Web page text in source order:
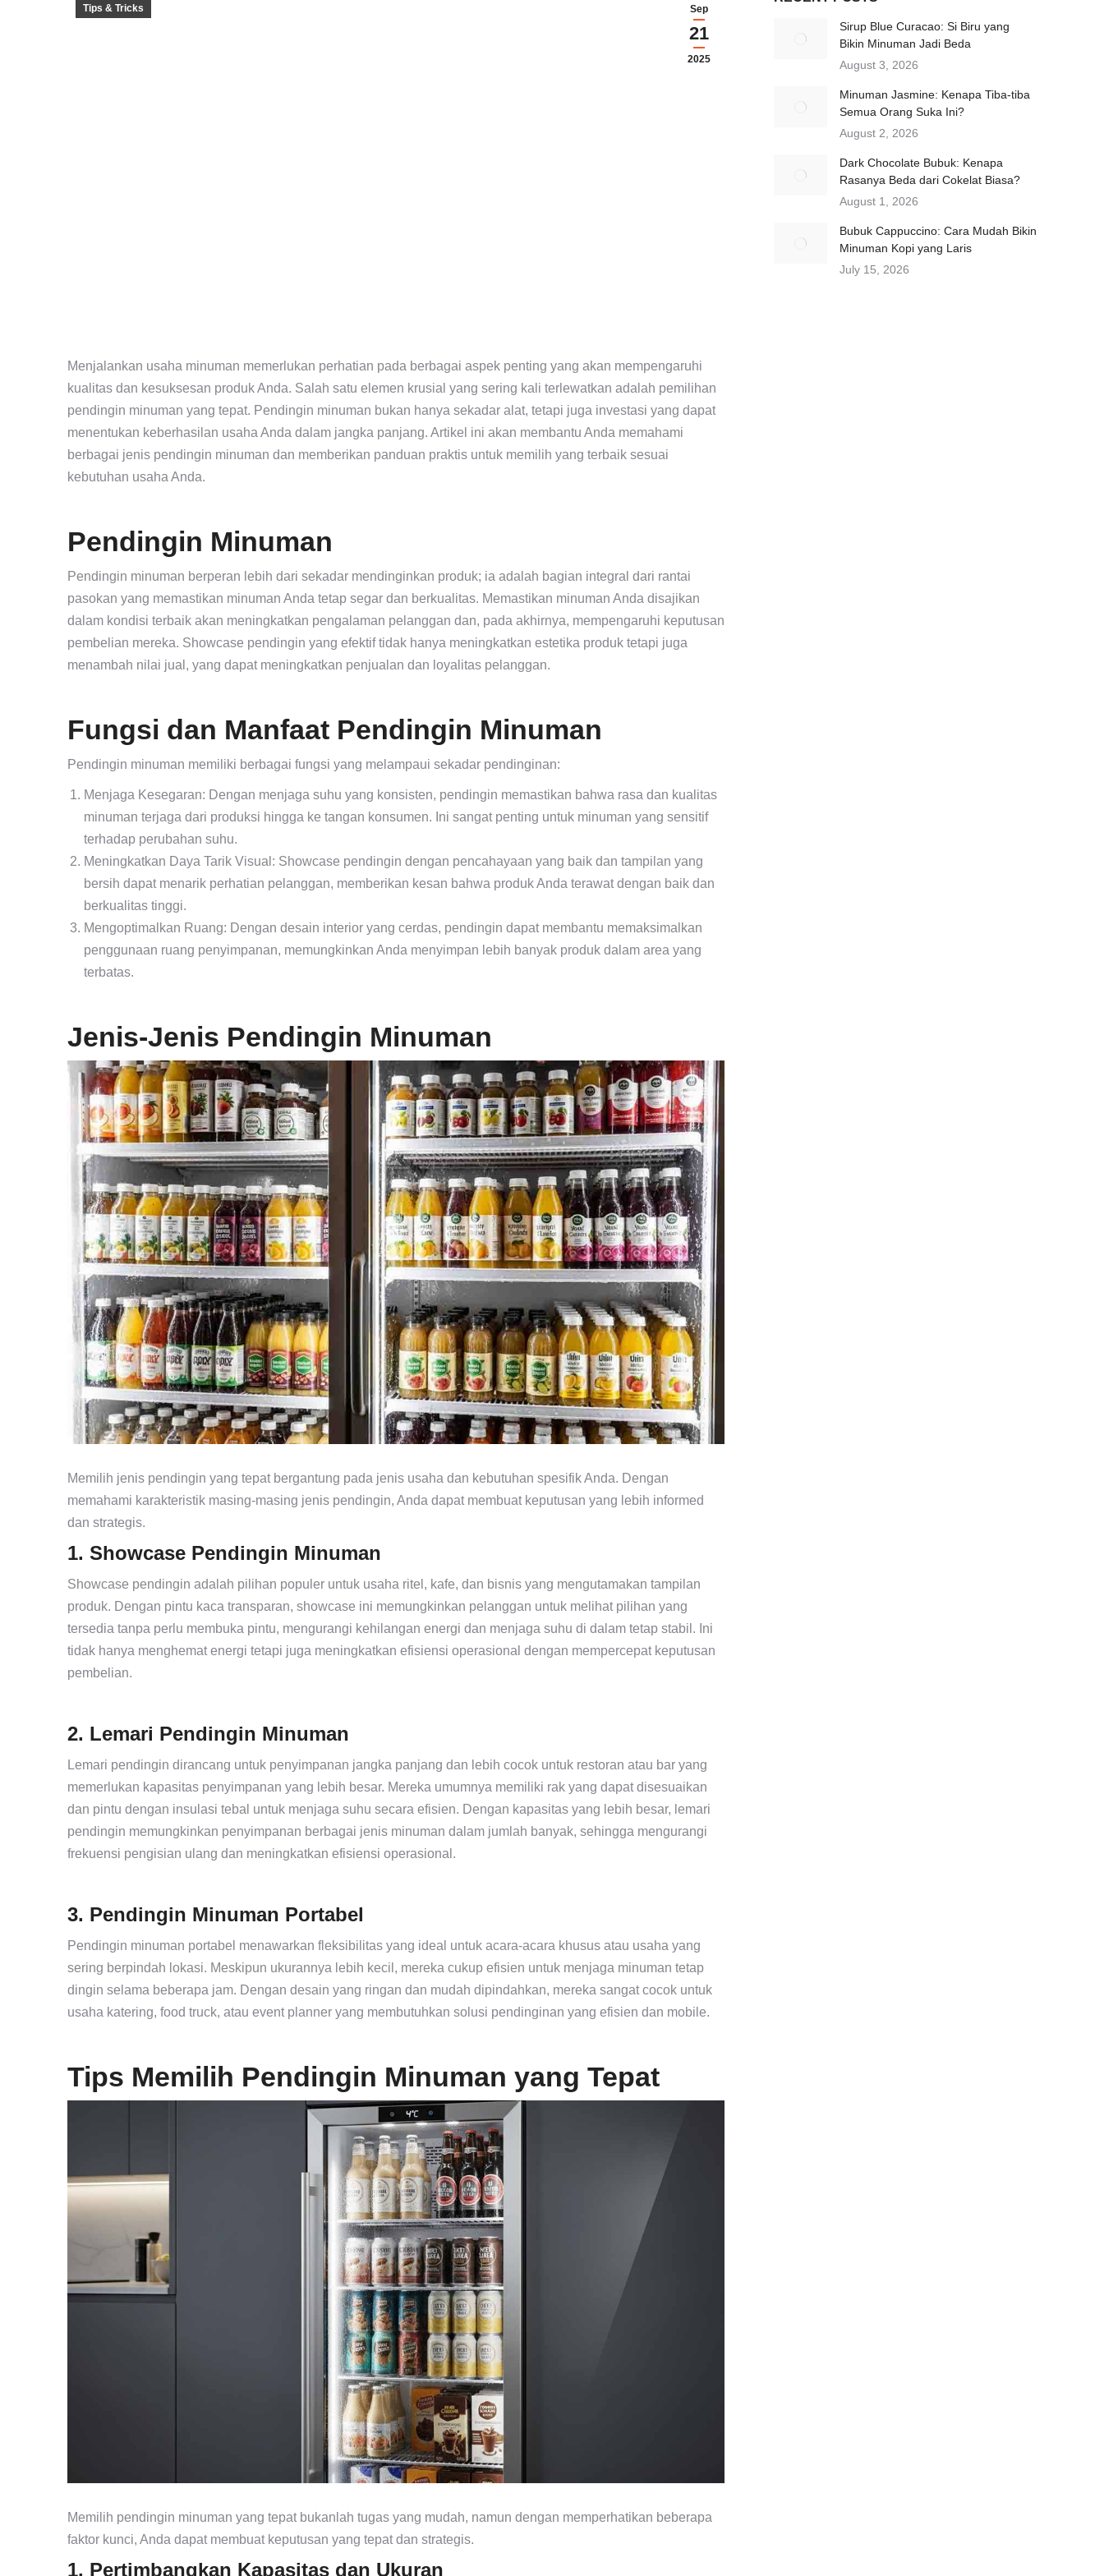
Sep
21
2025
Tips & Tricks
Menjalankan usaha minuman memerlukan perhatian pada berbagai aspek penting yang akan mempengaruhi
kualitas dan kesuksesan produk Anda. Salah satu elemen krusial yang sering kali terlewatkan adalah pemilihan
pendingin minuman yang tepat. Pendingin minuman bukan hanya sekadar alat, tetapi juga investasi yang dapat
menentukan keberhasilan usaha Anda dalam jangka panjang. Artikel ini akan membantu Anda memahami
berbagai jenis pendingin minuman dan memberikan panduan praktis untuk memilih yang terbaik sesuai
kebutuhan usaha Anda.
Pendingin Minuman
Pendingin minuman berperan lebih dari sekadar mendinginkan produk; ia adalah bagian integral dari rantai
pasokan yang memastikan minuman Anda tetap segar dan berkualitas. Memastikan minuman Anda disajikan
dalam kondisi terbaik akan meningkatkan pengalaman pelanggan dan, pada akhirnya, mempengaruhi keputusan
pembelian mereka. Showcase pendingin yang efektif tidak hanya meningkatkan estetika produk tetapi juga
menambah nilai jual, yang dapat meningkatkan penjualan dan loyalitas pelanggan.
Fungsi dan Manfaat Pendingin Minuman
Pendingin minuman memiliki berbagai fungsi yang melampaui sekadar pendinginan:
Menjaga Kesegaran: Dengan menjaga suhu yang konsisten, pendingin memastikan bahwa rasa dan kualitas
minuman terjaga dari produksi hingga ke tangan konsumen. Ini sangat penting untuk minuman yang sensitif
terhadap perubahan suhu.
Meningkatkan Daya Tarik Visual: Showcase pendingin dengan pencahayaan yang baik dan tampilan yang
bersih dapat menarik perhatian pelanggan, memberikan kesan bahwa produk Anda terawat dengan baik dan
berkualitas tinggi.
Mengoptimalkan Ruang: Dengan desain interior yang cerdas, pendingin dapat membantu memaksimalkan
penggunaan ruang penyimpanan, memungkinkan Anda menyimpan lebih banyak produk dalam area yang
terbatas.
Jenis-Jenis Pendingin Minuman
Memilih jenis pendingin yang tepat bergantung pada jenis usaha dan kebutuhan spesifik Anda. Dengan
memahami karakteristik masing-masing jenis pendingin, Anda dapat membuat keputusan yang lebih informed
dan strategis.
1. Showcase Pendingin Minuman
Showcase pendingin adalah pilihan populer untuk usaha ritel, kafe, dan bisnis yang mengutamakan tampilan
produk. Dengan pintu kaca transparan, showcase ini memungkinkan pelanggan untuk melihat pilihan yang
tersedia tanpa perlu membuka pintu, mengurangi kehilangan energi dan menjaga suhu di dalam tetap stabil. Ini
tidak hanya menghemat energi tetapi juga meningkatkan efisiensi operasional dengan mempercepat keputusan
pembelian.
2. Lemari Pendingin Minuman
Lemari pendingin dirancang untuk penyimpanan jangka panjang dan lebih cocok untuk restoran atau bar yang
memerlukan kapasitas penyimpanan yang lebih besar. Mereka umumnya memiliki rak yang dapat disesuaikan
dan pintu dengan insulasi tebal untuk menjaga suhu secara efisien. Dengan kapasitas yang lebih besar, lemari
pendingin memungkinkan penyimpanan berbagai jenis minuman dalam jumlah banyak, sehingga mengurangi
frekuensi pengisian ulang dan meningkatkan efisiensi operasional.
3. Pendingin Minuman Portabel
Pendingin minuman portabel menawarkan fleksibilitas yang ideal untuk acara-acara khusus atau usaha yang
sering berpindah lokasi. Meskipun ukurannya lebih kecil, mereka cukup efisien untuk menjaga minuman tetap
dingin selama beberapa jam. Dengan desain yang ringan dan mudah dipindahkan, mereka sangat cocok untuk
usaha katering, food truck, atau event planner yang membutuhkan solusi pendinginan yang efisien dan mobile.
Tips Memilih Pendingin Minuman yang Tepat
Memilih pendingin minuman yang tepat bukanlah tugas yang mudah, namun dengan memperhatikan beberapa
faktor kunci, Anda dapat membuat keputusan yang tepat dan strategis.
1. Pertimbangkan Kapasitas dan Ukuran
Sirup Blue Curacao: Si Biru yang
Bikin Minuman Jadi Beda
August 3, 2026
Minuman Jasmine: Kenapa Tiba-tiba
Semua Orang Suka Ini?
August 2, 2026
Dark Chocolate Bubuk: Kenapa
Rasanya Beda dari Cokelat Biasa?
August 1, 2026
Bubuk Cappuccino: Cara Mudah Bikin
Minuman Kopi yang Laris
July 15, 2026